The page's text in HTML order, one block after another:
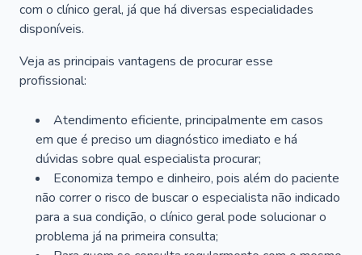
com o clínico geral, já que há diversas especialidades
disponíveis.
Veja as principais vantagens de procurar esse
profissional:
Atendimento eficiente, principalmente em casos
em que é preciso um diagnóstico imediato e há
dúvidas sobre qual especialista procurar;
Economiza tempo e dinheiro, pois além do paciente
não correr o risco de buscar o especialista não indicado
para a sua condição, o clínico geral pode solucionar o
problema já na primeira consulta;